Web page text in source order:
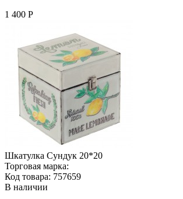
1 400 Р
Шкатулка Сундук 20*20
Торговая марка:
Код товара: 757659
В наличии